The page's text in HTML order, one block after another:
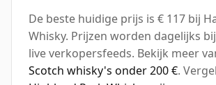
De beste huidige prijs is € 117 bij
Whisky. Prijzen worden dagelijks
live verkopersfeeds. Bekijk meer
Scotch whisky's onder 200 €.